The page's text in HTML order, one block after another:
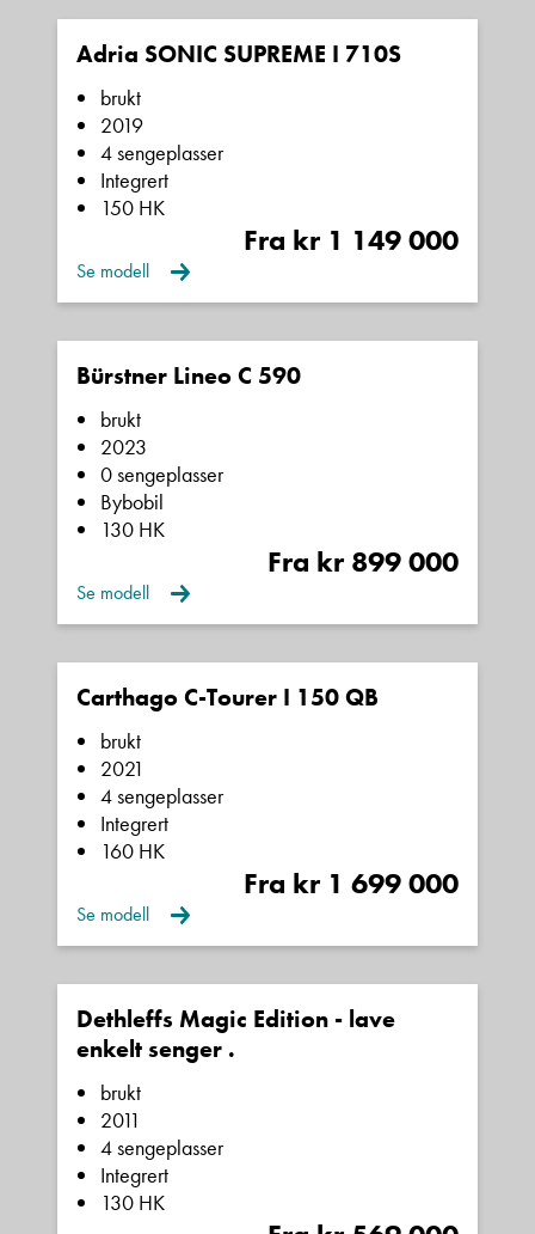
Navn
Beskrivelse
Denne siden er beskyttet av reCAPTCHA og Google
Personvernerklæring
Kontakt oss
Adria SONIC SUPREME I 710S
brukt
2019
4 sengeplasser
Integrert
150 HK
Fra kr 1 149 000
Se modell
Bürstner Lineo C 590
brukt
2023
0 sengeplasser
Bybobil
130 HK
Fra kr 899 000
Se modell
Carthago C-Tourer I 150 QB
brukt
2021
4 sengeplasser
Integrert
160 HK
Fra kr 1 699 000
Se modell
Dethleffs Magic Edition - lave
enkelt senger .
brukt
2011
4 sengeplasser
Integrert
130 HK